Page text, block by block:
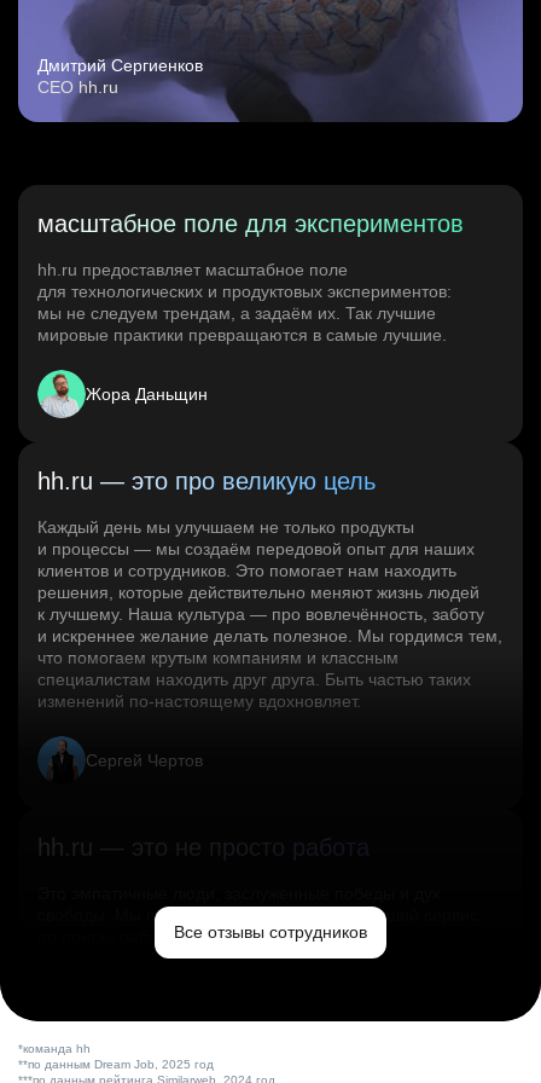
Дмитрий Сергиенков
CEO hh.ru
масштабное поле для экспериментов
hh.ru предоставляет масштабное поле
для технологических и продуктовых экспериментов:
мы не следуем трендам, а задаём их. Так лучшие
мировые практики превращаются в самые лучшие.
Жора Даньщин
hh.ru — это про великую цель
Каждый день мы улучшаем не только продукты
и процессы — мы создаём передовой опыт для наших
клиентов и сотрудников. Это помогает нам находить
решения, которые действительно меняют жизнь людей
к лучшему. Наша культура — про вовлечённость, заботу
и искреннее желание делать полезное. Мы гордимся тем,
что помогаем крутым компаниям и классным
специалистам находить друг друга. Быть частью таких
изменений по‑настоящему вдохновляет.
Сергей Чертов
hh.ru — это не просто работа
свободы. Мы помогаем миру и создаём лучший сервис
по поиску работы в стране.Все отзывы сотрудников
*команда hh
**по данным Dream Job, 2025 год
***по данным рейтинга Similarweb, 2024 год